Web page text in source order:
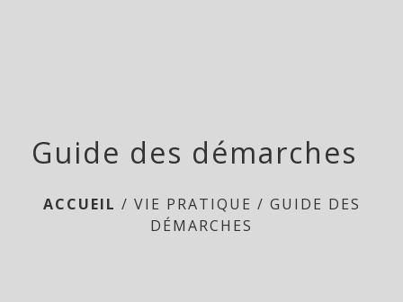
Guide des démarches
ACCUEIL / VIE PRATIQUE / GUIDE DES
DÉMARCHES